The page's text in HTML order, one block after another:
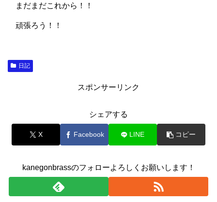
まだまだこれから！！
頑張ろう！！
日記
スポンサーリンク
シェアする
X Facebook LINE コピー
kanegonbrassのフォローよろしくお願いします！